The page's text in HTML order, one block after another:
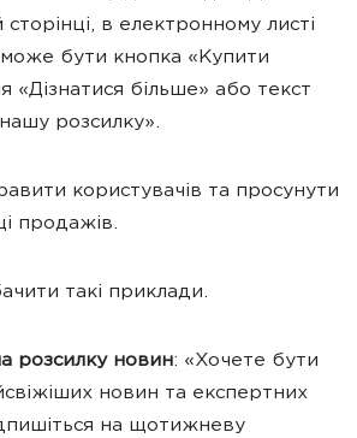
сторінці, в електронному листі
бути кнопка «Купити
«Дізнатися більше» або текст
розсилку».
користувачів та просунути
продажів.
такі приклади.
розсилку новин: «Хочете бути
новин та експертних
на щотижневу